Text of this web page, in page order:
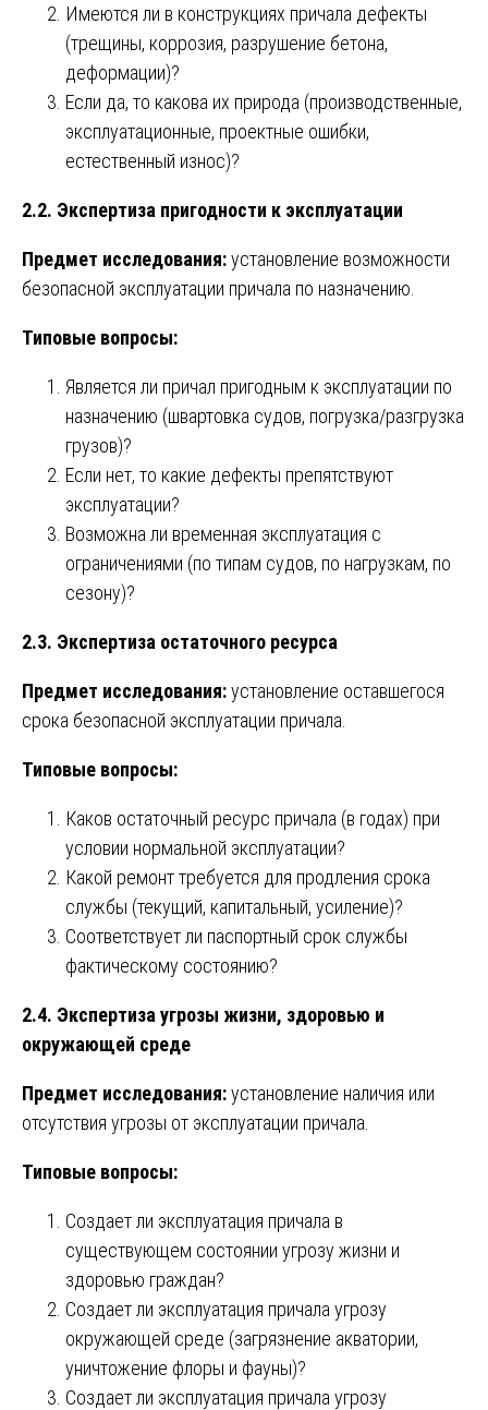
Имеются ли в конструкциях причала дефекты
(трещины, коррозия, разрушение бетона,
деформации)?
Если да, то какова их природа (производственные,
эксплуатационные, проектные ошибки,
естественный износ)?
2.2. Экспертиза пригодности к эксплуатации
Предмет исследования:установление возможности
безопасной эксплуатации причала по назначению.
Типовые вопросы:
Является ли причал пригодным к эксплуатации по
назначению (швартовка судов, погрузка/разгрузка
грузов)?
Если нет, то какие дефекты препятствуют
эксплуатации?
Возможна ли временная эксплуатация с
ограничениями (по типам судов, по нагрузкам, по
сезону)?
2.3. Экспертиза остаточного ресурса
Предмет исследования:установление оставшегося
срока безопасной эксплуатации причала.
Типовые вопросы:
Каков остаточный ресурс причала (в годах) при
условии нормальной эксплуатации?
Какой ремонт требуется для продления срока
службы (текущий, капитальный, усиление)?
Соответствует ли паспортный срок службы
фактическому состоянию?
2.4. Экспертиза угрозы жизни, здоровью и
окружающей среде
Предмет исследования:установление наличия или
отсутствия угрозы от эксплуатации причала.
Типовые вопросы:
Создает ли эксплуатация причала в
существующем состоянии угрозу жизни и
здоровью граждан?
Создает ли эксплуатация причала угрозу
окружающей среде (загрязнение акватории,
уничтожение флоры и фауны)?
Создает ли эксплуатация причала угрозу